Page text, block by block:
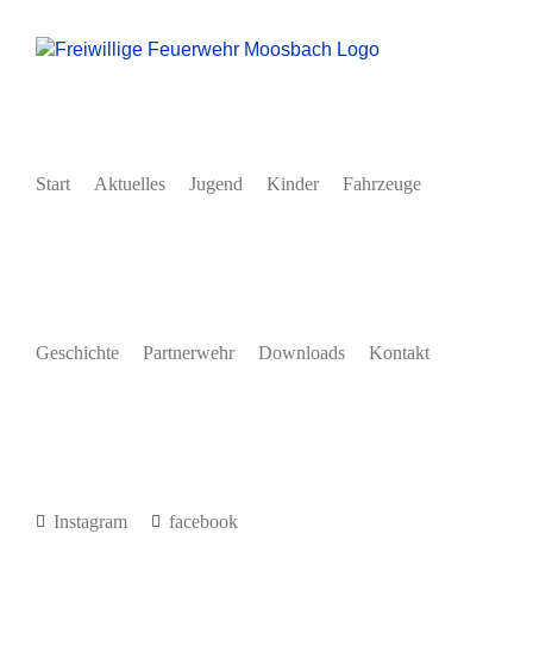
Inhalt
Start Aktuelles Jugend Kinder Fahrzeuge
Geschichte Partnerwehr Downloads Kontakt
Instagram facebook